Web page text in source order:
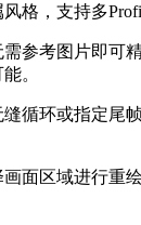
格，支持多
需参考图片即可
。
缝循环或指定尾
画面区域进行重